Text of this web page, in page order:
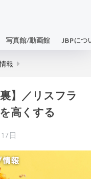
写真館/動画館 JBPにつ
報
】／リスフラ
高くする
日